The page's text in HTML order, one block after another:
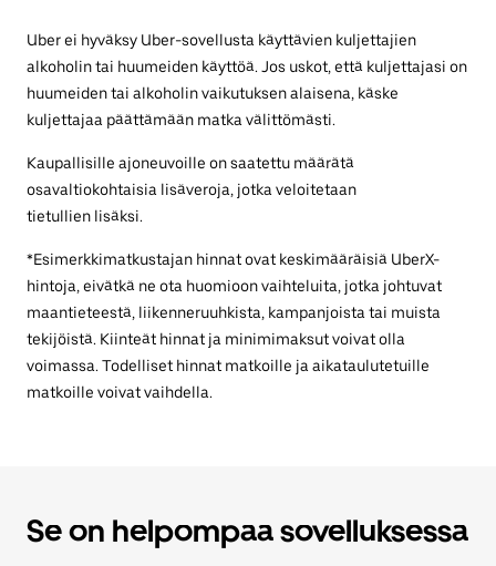
Uber ei hyväksy Uber-sovellusta käyttävien kuljettajien
alkoholin tai huumeiden käyttöä. Jos uskot, että kuljettajasi on
huumeiden tai alkoholin vaikutuksen alaisena, käske
kuljettajaa päättämään matka välittömästi.
Kaupallisille ajoneuvoille on saatettu määrätä
osavaltiokohtaisia lisäveroja, jotka veloitetaan
tietullien lisäksi.
*Esimerkkimatkustajan hinnat ovat keskimääräisiä UberX-
hintoja, eivätkä ne ota huomioon vaihteluita, jotka johtuvat
maantieteestä, liikenneruuhkista, kampanjoista tai muista
tekijöistä. Kiinteät hinnat ja minimimaksut voivat olla
voimassa. Todelliset hinnat matkoille ja aikataulutetuille
matkoille voivat vaihdella.
Se on helpompaa sovelluksessa